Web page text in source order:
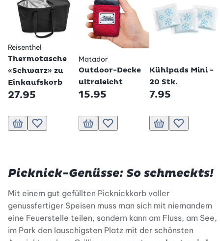
Reisenthel
Thermotasche
«Schwarz» zu
Einkaufskorb
27.95
In den Warenkorb
Zur Wunschliste hinzufügen
Matador
Outdoor-Decke
ultraleicht
15.95
In den Warenkorb
Zur Wunschliste hinzufügen
Kühlpads Mini -
20 Stk.
7.95
In den Warenkorb
Zur
Picknick-Genüsse: So schmeckts!
Mit einem gut gefüllten Picknickkorb voller
genussfertiger Speisen muss man sich mit niemandem
eine Feuerstelle teilen, sondern kann am Fluss, am See,
im Park den lauschigsten Platz mit der schönsten